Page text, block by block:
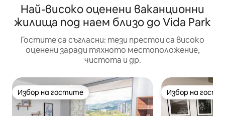
Най-високо оценени ваканционни
жилища под наем близо до Vida Park
Гостите са съгласни: тези престои са високо
оценени заради тяхното местоположение,
чистота и др.
Избор на гостите
Избор на гостите Избор на
Избор на